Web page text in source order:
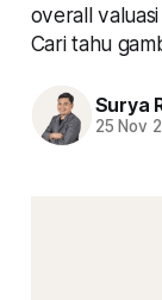
overall
Cari tahu
Surya
25 Nov